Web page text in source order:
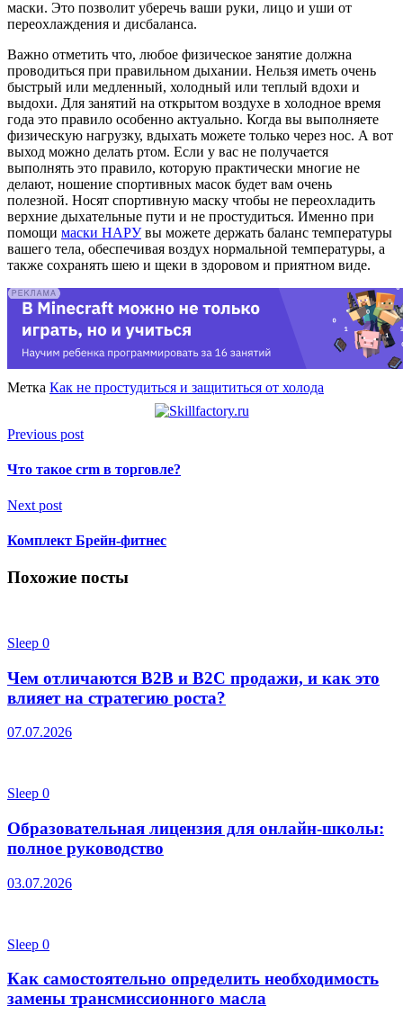
маски. Это позволит уберечь ваши руки, лицо и уши от
переохлаждения и дисбаланса.
Важно отметить что, любое физическое занятие должна
проводиться при правильном дыхании. Нельзя иметь очень
быстрый или медленный, холодный или теплый вдохи и
выдохи. Для занятий на открытом воздухе в холодное время
года это правило особенно актуально. Когда вы выполняете
физическую нагрузку, вдыхать можете только через нос. А вот
выход можно делать ртом. Если у вас не получается
выполнять это правило, которую практически многие не
делают, ношение спортивных масок будет вам очень
полезной. Носят спортивную маску чтобы не переохладить
верхние дыхательные пути и не простудиться. Именно при
помощи маски НАРУвы можете держать баланс температуры
вашего тела, обеспечивая воздух нормальной температуры, а
также сохранять шею и щеки в здоровом и приятном виде.
Метка Как не простудиться и защититься от холода
Previous post
Что такое crm в торговле?
Next post
Комплект Брейн-фитнес
Похожие посты
Sleep 0
Чем отличаются B2B и B2C продажи, и как это
влияет на стратегию роста?
07.07.2026
Sleep 0
Образовательная лицензия для онлайн-школы:
полное руководство
03.07.2026
Sleep 0
Как самостоятельно определить необходимость
замены трансмиссионного масла